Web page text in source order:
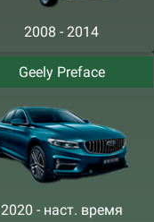
2008 - 2014
Geely Preface
2020 - наст. время